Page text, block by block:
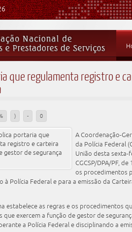
que regulamenta registro e
) - 0
A Coordenação-
da Polícia Federal
União desta sexta-
CGCSP/DPA/PF,
os procedimentos
à Polícia Federal e para a emissão da
estabelece as regras e os procedimentos
que exercem a função de gestor de
a Polícia Federal e disciplinando a